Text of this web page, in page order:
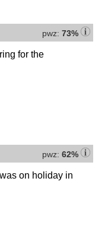
pwz: 73%
for the
pwz: 62%
on holiday in